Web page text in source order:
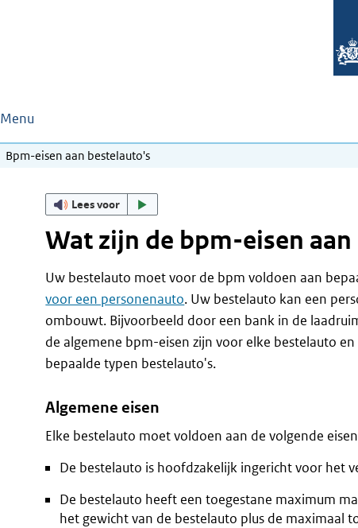
Menu
Bpm-eisen aan bestelauto's
Lees voor
Wat zijn de bpm-eisen
Uw bestelauto moet voor de bpm voldoen aan
voor een personenauto. Uw bestelauto kan een
ombouwt. Bijvoorbeeld door een bank in de
de algemene bpm-eisen zijn voor elke bestelauto
bepaalde typen bestelauto's.
Algemene eisen
Elke bestelauto moet voldoen aan de volgende
De bestelauto is hoofdzakelijk ingericht voor het
De bestelauto heeft een toegestane maximum
het gewicht van de bestelauto plus de maximaal